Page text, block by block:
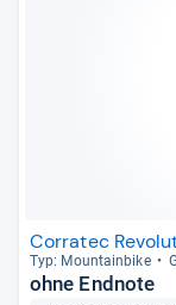
Corratec
Typ: Moun­tain­bike
ohne Endnote